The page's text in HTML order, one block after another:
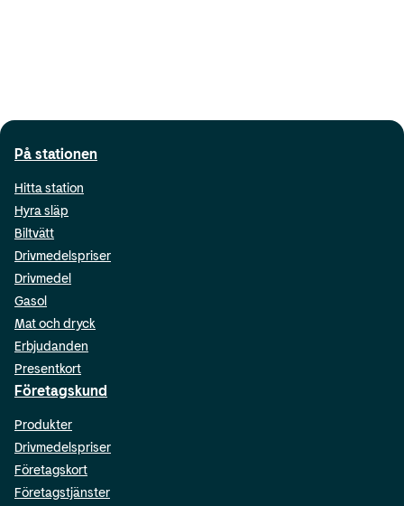
På stationen
Hitta station
Hyra släp
Biltvätt
Drivmedelspriser
Drivmedel
Gasol
Mat och dryck
Erbjudanden
Presentkort
Företagskund
Produkter
Drivmedelspriser
Företagskort
Företagstjänster